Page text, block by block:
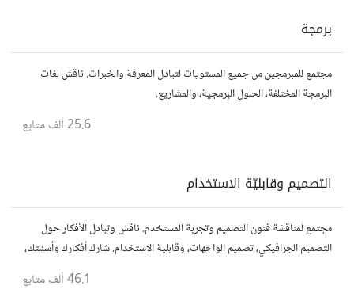
برمجة
مجتمع للمبرمجين من جميع المستويات لتبادل المعرفة والخبرات. ناقش لغات
البرمجة المختلفة، الحلول البرمجية، والمشاريع.
25.6 ألف متابع
التصميم وقابليّة الاستخدام
مجتمع لمناقشة فنون التصميم وتجربة المستخدم. ناقش وتبادل الأفكار حول
التصميم الجرافيكي، تصميم الواجهات، وقابلية الاستخدام. شارك أفكارك وأسئلتك،
وتواصل مع مصممين ومتخصصين في تحسين تجربة المستخدم.
46.1 ألف متابع